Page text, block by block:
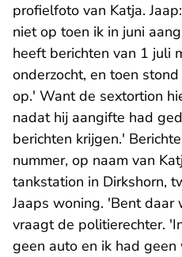
profielfoto van Katja.
niet op toen ik in juni
heeft berichten van 1 juli
onderzocht, en toen
op.' Want de sextortion
nadat hij aangifte had
berichten krijgen.'
nummer, op naam van
tankstation in Dirkshorn,
Jaaps woning. 'Bent daar
vraagt de politierechter.
geen auto en ik had